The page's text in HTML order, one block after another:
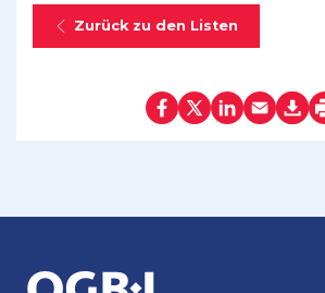
Zurück zu den Listen